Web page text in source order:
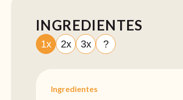
INGREDIENTES
1x 2x 3x ?
Ingredientes